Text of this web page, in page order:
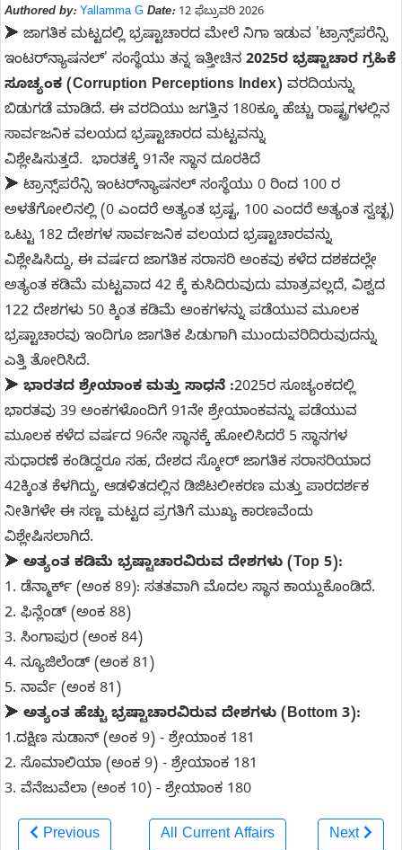
Authored by: Yallamma G Date:12 ಫೆಬ್ರುವರಿ 2026
➤ ಜಾಗತಿಕ ಮಟ್ಟದಲ್ಲಿ ಭ್ರಷ್ಟಾಚಾರದ ಮೇಲೆ ನಿಗಾ ಇಡುವ 'ಟ್ರಾನ್ಸ್‌ಪರೆನ್ಸಿ
ಇಂಟರ್‌ನ್ಯಾಷನಲ್' ಸಂಸ್ಥೆಯು ತನ್ನ ಇತ್ತೀಚಿನ 2025ರ ಭ್ರಷ್ಟಾಚಾರ ಗ್ರಹಿಕೆ
ಸೂಚ್ಯಂಕ (Corruption Perceptions Index) ವರದಿಯನ್ನು
ಬಿಡುಗಡೆ ಮಾಡಿದೆ. ಈ ವರದಿಯು ಜಗತ್ತಿನ 180ಕ್ಕೂ ಹೆಚ್ಚು ರಾಷ್ಟ್ರಗಳಲ್ಲಿನ
ಸಾರ್ವಜನಿಕ ವಲಯದ ಭ್ರಷ್ಟಾಚಾರದ ಮಟ್ಟವನ್ನು
ವಿಶ್ಲೇಷಿಸುತ್ತದೆ. ಭಾರತಕ್ಕೆ 91ನೇ ಸ್ಥಾನ ದೂರಕಿದೆ
➤ ಟ್ರಾನ್ಸ್‌ಪರೆನ್ಸಿ ಇಂಟರ್‌ನ್ಯಾಷನಲ್ ಸಂಸ್ಥೆಯು 0 ರಿಂದ 100 ರ
ಅಳತೆಗೋಲಿನಲ್ಲಿ (0 ಎಂದರೆ ಅತ್ಯಂತ ಭ್ರಷ್ಟ, 100 ಎಂದರೆ ಅತ್ಯಂತ ಸ್ವಚ್ಛ)
ಒಟ್ಟು 182 ದೇಶಗಳ ಸಾರ್ವಜನಿಕ ವಲಯದ ಭ್ರಷ್ಟಾಚಾರವನ್ನು
ವಿಶ್ಲೇಷಿಸಿದ್ದು, ಈ ವರ್ಷದ ಜಾಗತಿಕ ಸರಾಸರಿ ಅಂಕವು ಕಳೆದ ದಶಕದಲ್ಲೇ
ಅತ್ಯಂತ ಕಡಿಮೆ ಮಟ್ಟವಾದ 42 ಕ್ಕೆ ಕುಸಿದಿರುವುದು ಮಾತ್ರವಲ್ಲದೆ, ವಿಶ್ವದ
122 ದೇಶಗಳು 50 ಕ್ಕಿಂತ ಕಡಿಮೆ ಅಂಕಗಳನ್ನು ಪಡೆಯುವ ಮೂಲಕ
ಭ್ರಷ್ಟಾಚಾರವು ಇಂದಿಗೂ ಜಾಗತಿಕ ಪಿಡುಗಾಗಿ ಮುಂದುವರಿದಿರುವುದನ್ನು
ಎತ್ತಿ ತೋರಿಸಿದೆ.
➤ ಭಾರತದ ಶ್ರೇಯಾಂಕ ಮತ್ತು ಸಾಧನೆ :2025ರ ಸೂಚ್ಯಂಕದಲ್ಲಿ
ಭಾರತವು 39 ಅಂಕಗಳೊಂದಿಗೆ 91ನೇ ಶ್ರೇಯಾಂಕವನ್ನು ಪಡೆಯುವ
ಮೂಲಕ ಕಳೆದ ವರ್ಷದ 96ನೇ ಸ್ಥಾನಕ್ಕೆ ಹೋಲಿಸಿದರೆ 5 ಸ್ಥಾನಗಳ
ಸುಧಾರಣೆ ಕಂಡಿದ್ದರೂ ಸಹ, ದೇಶದ ಸ್ಕೋರ್ ಜಾಗತಿಕ ಸರಾಸರಿಯಾದ
42ಕ್ಕಿಂತ ಕೆಳಗಿದ್ದು, ಆಡಳಿತದಲ್ಲಿನ ಡಿಜಿಟಲೀಕರಣ ಮತ್ತು ಪಾರದರ್ಶಕ
ನೀತಿಗಳೇ ಈ ಸಣ್ಣ ಮಟ್ಟದ ಪ್ರಗತಿಗೆ ಮುಖ್ಯ ಕಾರಣವೆಂದು
ವಿಶ್ಲೇಷಿಸಲಾಗಿದೆ.
➤ ಅತ್ಯಂತ ಕಡಿಮೆ ಭ್ರಷ್ಟಾಚಾರವಿರುವ ದೇಶಗಳು (Top 5):
1. ಡೆನ್ಮಾರ್ಕ್ (ಅಂಕ 89): ಸತತವಾಗಿ ಮೊದಲ ಸ್ಥಾನ ಕಾಯ್ದುಕೊಂಡಿದೆ.
2. ಫಿನ್ಲೆಂಡ್ (ಅಂಕ 88)
3. ಸಿಂಗಾಪುರ (ಅಂಕ 84)
4. ನ್ಯೂಜಿಲೆಂಡ್ (ಅಂಕ 81)
5. ನಾರ್ವೆ (ಅಂಕ 81)
➤ ಅತ್ಯಂತ ಹೆಚ್ಚು ಭ್ರಷ್ಟಾಚಾರವಿರುವ ದೇಶಗಳು (Bottom 3):
1.ದಕ್ಷಿಣ ಸುಡಾನ್ (ಅಂಕ 9) - ಶ್ರೇಯಾಂಕ 181
2. ಸೊಮಾಲಿಯಾ (ಅಂಕ 9) - ಶ್ರೇಯಾಂಕ 181
3. ವೆನೆಜುವೆಲಾ (ಅಂಕ 10) - ಶ್ರೇಯಾಂಕ 180
Previous All Current Affairs Next